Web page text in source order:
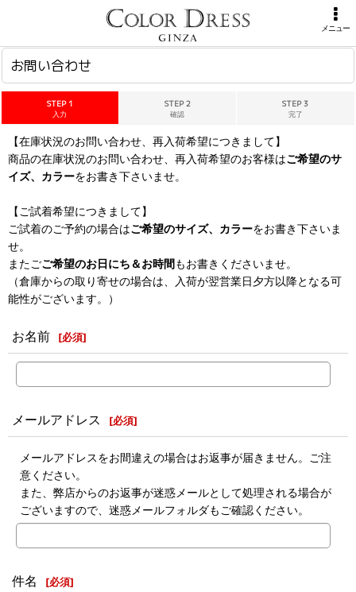
メニュー
お問い合わせ
STEP 1
入力
STEP 2
確認
STEP 3
完了
【在庫状況のお問い合わせ、再入荷希望につきまして】
商品の在庫状況のお問い合わせ、再入荷希望のお客様はご希望のサ
イズ、カラーをお書き下さいませ。
【ご試着希望につきまして】
ご試着のご予約の場合はご希望のサイズ、カラーをお書き下さいま
せ。
またごご希望のお日にち＆お時間もお書きくださいませ。
（倉庫からの取り寄せの場合は、入荷が翌営業日夕方以降となる可
能性がございます。）
お名前 [必須]
メールアドレス [必須]
メールアドレスをお間違えの場合はお返事が届きません。ご注
意ください。
また、弊店からのお返事が迷惑メールとして処理される場合が
ございますので、迷惑メールフォルダもご確認ください。
件名 [必須]